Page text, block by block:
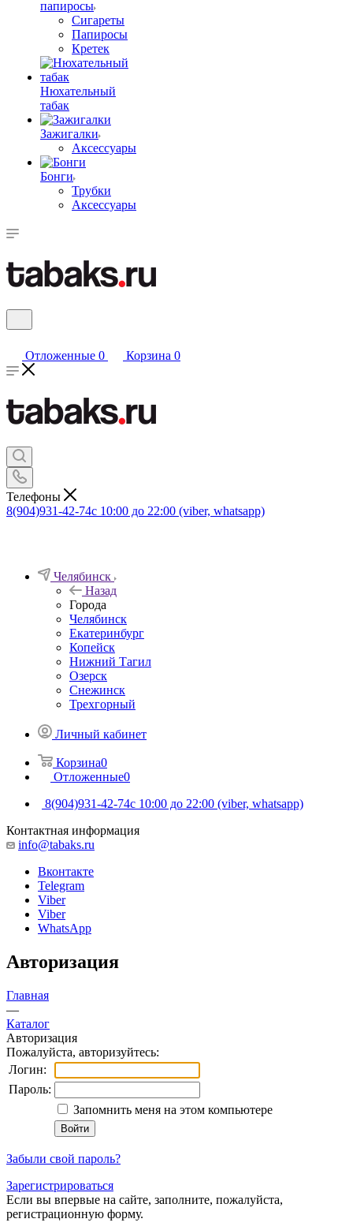
папиросы
Сигареты
Папиросы
Кретек
Нюхательный
табак
Зажигалки
Аксессуары
Бонги
Трубки
Аксессуары
Отложенные 0 Корзина 0
Телефоны
8(904)931-42-74с 10:00 до 22:00 (viber, whatsapp)
Челябинск
Назад
Города
Челябинск
Екатеринбург
Копейск
Нижний Тагил
Озерск
Снежинск
Трехгорный
Личный кабинет
Корзина0
Отложенные0
8(904)931-42-74с 10:00 до 22:00 (viber, whatsapp)
Контактная информация
info@tabaks.ru
Вконтакте
Telegram
Viber
Viber
WhatsApp
Авторизация
Главная
—
Каталог
Авторизация
Пожалуйста, авторизуйтесь:
Логин:
Пароль:
Запомнить меня на этом компьютере
Забыли свой пароль?
Зарегистрироваться
Если вы впервые на сайте, заполните, пожалуйста,
регистрационную форму.